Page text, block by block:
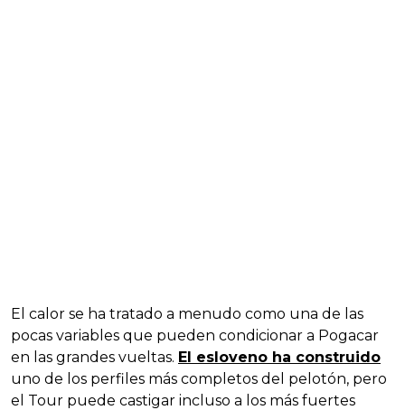
El calor se ha tratado a menudo como una de las
pocas variables que pueden condicionar a Pogacar
en las grandes vueltas. El esloveno ha construido
uno de los perfiles más completos del pelotón, pero
el Tour puede castigar incluso a los más fuertes